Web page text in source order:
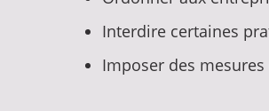
Interdire certaines
Imposer des